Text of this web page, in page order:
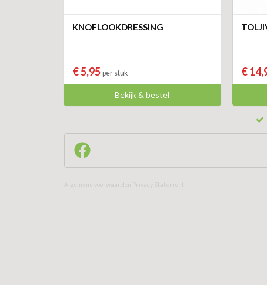
KNOFLOOKDRESSING
€ 5,95 per stuk
Bekijk & bestel
€
Algemene voorwaarden Privacy Statement